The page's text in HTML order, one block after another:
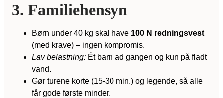
3. Familiehensyn
Børn under 40 kg skal have 100 N redningsvest
(med krave) – ingen kompromis.
Lav belastning: Ét barn ad gangen og kun på fladt
vand.
Gør turene korte (15-30 min.) og legende, så alle
får gode første minder.